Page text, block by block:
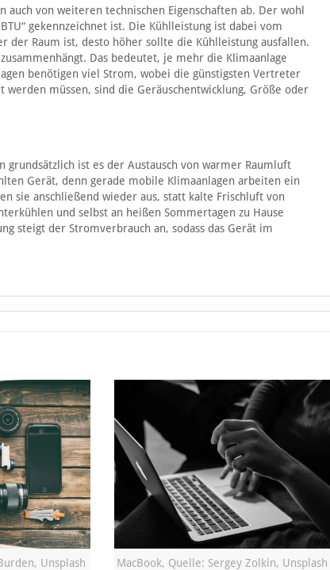
von weiteren technischen Eigenschaften ab. Der wohl
gekennzeichnet ist. Die Kühlleistung ist dabei vom
der Raum ist, desto höher sollte die Kühlleistung ausfallen.
Das bedeutet, je mehr die Klimaanlage
benötigen viel Strom, wobei die günstigsten Vertreter
müssen, sind die Geräuschentwicklung, Größe oder
ist es der Austausch von warmer Raumluft
Gerät, denn gerade mobile Klimaanlagen arbeiten ein
sie anschließend wieder aus, statt kalte Frischluft von
und selbst an heißen Sommertagen zu Hause
steigt der Stromverbrauch an, sodass das Gerät im
Unsplash MacBook, Quelle: Sergey Zolkin, Unsplash